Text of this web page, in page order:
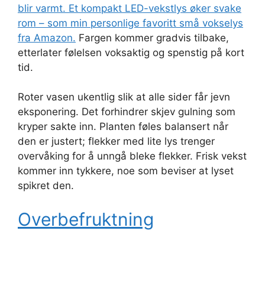
blir varmt. Et kompakt LED-vekstlys øker svake
rom – som min personlige favoritt små vokselys
fra Amazon. Fargen kommer gradvis tilbake,
etterlater følelsen voksaktig og spenstig på kort
tid.
Roter vasen ukentlig slik at alle sider får jevn
eksponering. Det forhindrer skjev gulning som
kryper sakte inn. Planten føles balansert når
den er justert; flekker med lite lys trenger
overvåking for å unngå bleke flekker. Frisk vekst
kommer inn tykkere, noe som beviser at lyset
spikret den.
Overbefruktning